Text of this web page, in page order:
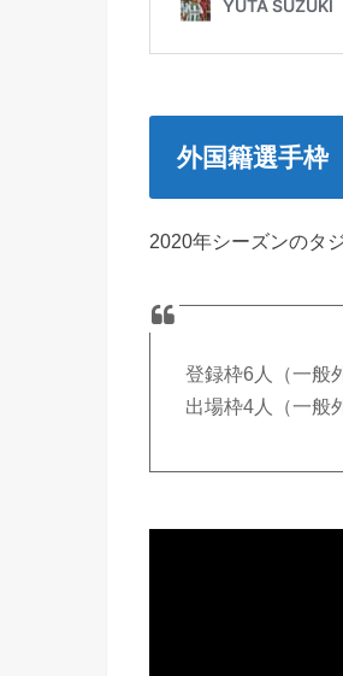
外国籍選手枠
2020年シーズンのタ
登録枠6人（一般
出場枠4人（一般